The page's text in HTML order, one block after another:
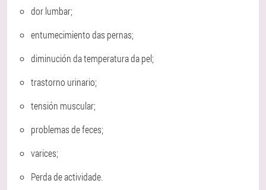
dor lumbar;
entumecimiento das pernas;
diminución da temperatura da pel;
trastorno urinario;
tensión muscular;
problemas de feces;
varices;
Perda de actividade.